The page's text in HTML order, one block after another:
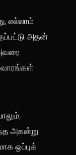
எல்லாம்
அதன்
அகன்று
ஒப்புக்